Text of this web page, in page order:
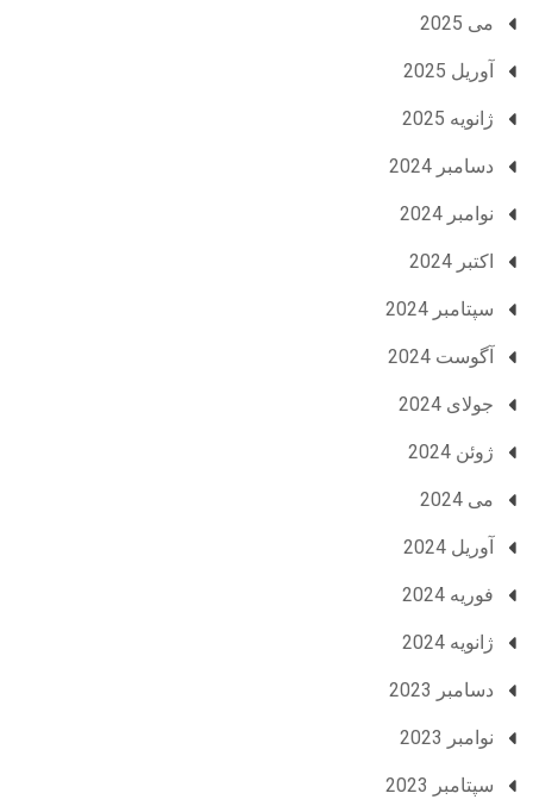
می 2025
آوریل 2025
ژانویه 2025
دسامبر 2024
نوامبر 2024
اکتبر 2024
سپتامبر 2024
آگوست 2024
جولای 2024
ژوئن 2024
می 2024
آوریل 2024
فوریه 2024
ژانویه 2024
دسامبر 2023
نوامبر 2023
سپتامبر 2023